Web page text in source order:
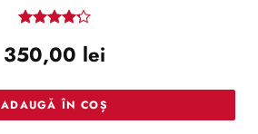
4.22 din
5
350,00 lei
ADAUGĂ ÎN COȘ